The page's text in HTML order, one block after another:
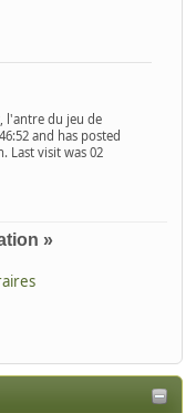
l'antre du jeu de
and has posted
Last visit was 02
»